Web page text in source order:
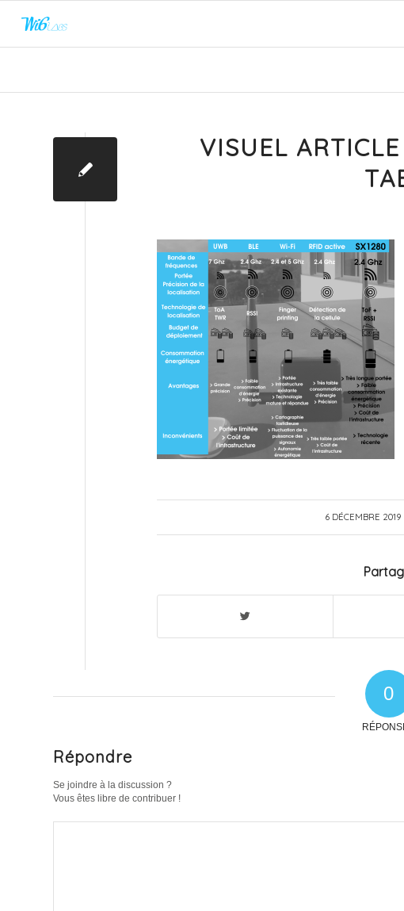
VISUEL
6 DÉCEMBRE 2019
/
0
Répondre
Se joindre à la discussion ?
Vous êtes libre de contribuer !